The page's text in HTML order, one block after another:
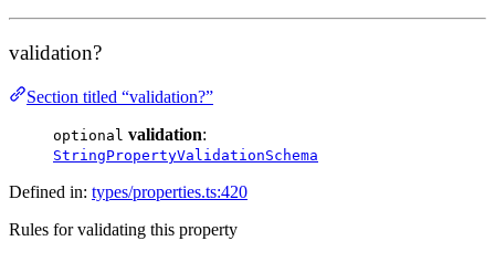
validation?
Section titled “validation?”
optional validation:
StringPropertyValidationSchema
Defined in: types/properties.ts:420
Rules for validating this property